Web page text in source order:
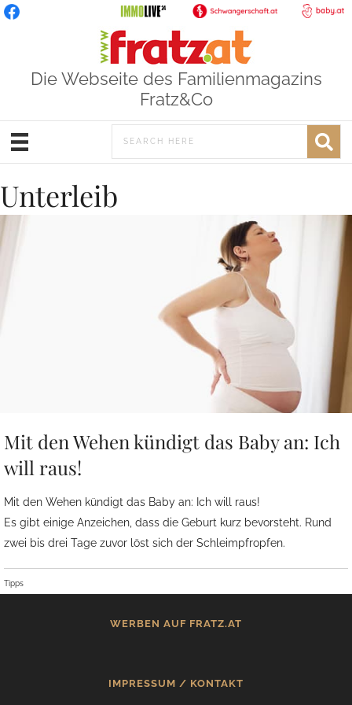
Die Webseite des Familienmagazins
Fratz&Co
Unterleib
Mit den Wehen kündigt das Baby an: Ich
will raus!
Mit den Wehen kündigt das Baby an: Ich will raus!
Es gibt einige Anzeichen, dass die Geburt kurz bevorsteht. Rund
zwei bis drei Tage zuvor löst sich der Schleimpfropfen.
Tipps
WERBEN AUF FRATZ.AT
IMPRESSUM / KONTAKT